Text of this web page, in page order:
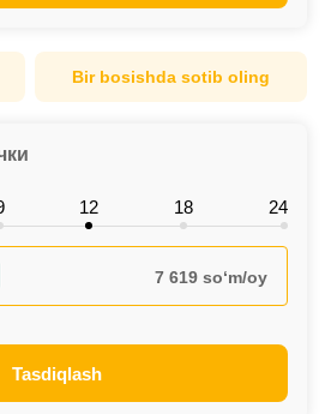
Bir bosishda sotib oling
12 18 24
7 619 so‘m/oy
Tasdiqlash